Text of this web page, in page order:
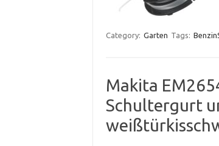
Category: Garten Tags:
Makita
Schultergurt